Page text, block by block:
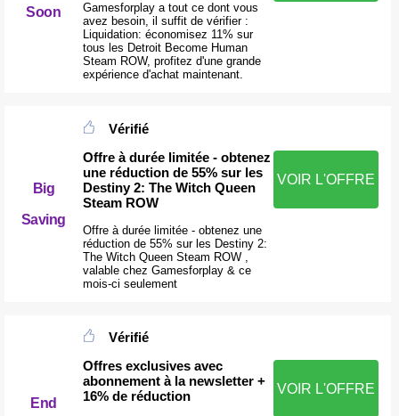
Soon
Gamesforplay a tout ce dont vous
avez besoin, il suffit de vérifier :
Liquidation: économisez 11% sur
tous les Detroit Become Human
Steam ROW, profitez d'une grande
expérience d'achat maintenant.
Big
Saving
Vérifié
Offre à durée limitée - obtenez
une réduction de 55% sur les
Destiny 2: The Witch Queen
Steam ROW
Offre à durée limitée - obtenez une
réduction de 55% sur les Destiny 2:
The Witch Queen Steam ROW ,
valable chez Gamesforplay & ce
mois-ci seulement
VOIR L'OFFRE
End
Vérifié
Offres exclusives avec
abonnement à la newsletter +
16% de réduction
VOIR L'OFFRE